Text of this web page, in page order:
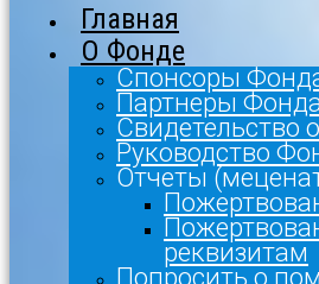
Главная
О Фонде
Спонсоры
Партнеры
Свидетельство
Руководство
Отчеты
реквизитам
Попросить о